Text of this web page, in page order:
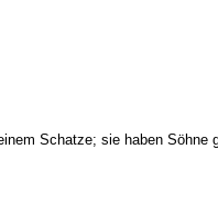
Schatze; sie haben Söhne